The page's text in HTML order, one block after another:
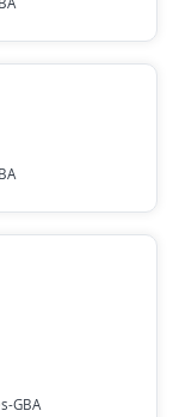
GBA